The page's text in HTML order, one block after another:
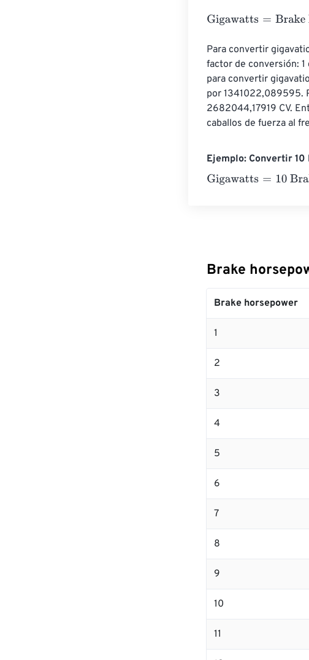
Gigawatts=Brake
Para convertir
factor de conversión:
para convertir
por 1341022,089595.
2682044,17919 CV.
caballos de fuerza al
Ejemplo: Convertir
Gigawatts=10 Brake
Brake
Brake horsepower
1
2
3
4
5
6
7
8
9
10
11